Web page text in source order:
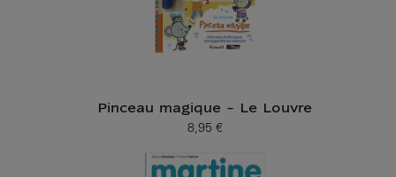
Pinceau magique - Le Louvre
Prix ​​actuel
8,95 €